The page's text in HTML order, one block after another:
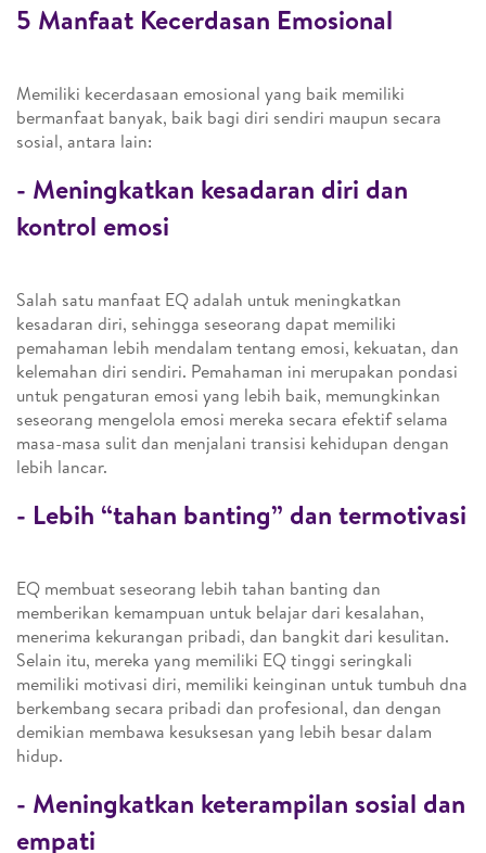
5 Manfaat Kecerdasan Emosional
Memiliki kecerdasaan emosional yang baik memiliki
bermanfaat banyak, baik bagi diri sendiri maupun secara
sosial, antara lain:
- Meningkatkan kesadaran diri dan
kontrol emosi
Salah satu manfaat EQ adalah untuk meningkatkan
kesadaran diri, sehingga seseorang dapat memiliki
pemahaman lebih mendalam tentang emosi, kekuatan, dan
kelemahan diri sendiri. Pemahaman ini merupakan pondasi
untuk pengaturan emosi yang lebih baik, memungkinkan
seseorang mengelola emosi mereka secara efektif selama
masa-masa sulit dan menjalani transisi kehidupan dengan
lebih lancar.
- Lebih “tahan banting” dan termotivasi
EQ membuat seseorang lebih tahan banting dan
memberikan kemampuan untuk belajar dari kesalahan,
menerima kekurangan pribadi, dan bangkit dari kesulitan.
Selain itu, mereka yang memiliki EQ tinggi seringkali
memiliki motivasi diri, memiliki keinginan untuk tumbuh dna
berkembang secara pribadi dan profesional, dan dengan
demikian membawa kesuksesan yang lebih besar dalam
hidup.
- Meningkatkan keterampilan sosial dan
empati